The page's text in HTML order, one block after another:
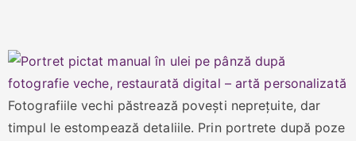
Fotografiile vechi păstrează povești neprețuite, dar
timpul le estompează detaliile. Prin portrete după poze